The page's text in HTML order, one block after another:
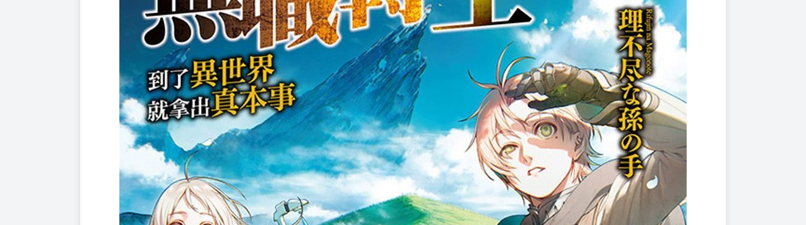
充滿大量WEB所沒有提及的全新特筆劇情！
人生重來型轉生奇幻小說，第二十三集在此開幕！